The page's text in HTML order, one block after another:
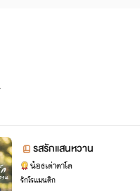
รสรักแสนหวาน
น้องเต่าตาโต
รักโรแมนติก